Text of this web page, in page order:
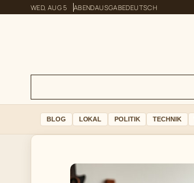
WED, AUG 5 ABENDAUSGABEDEUTSCH
BLOG LOKAL POLITIK TECHNIK